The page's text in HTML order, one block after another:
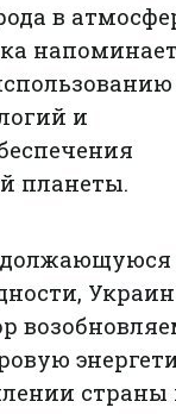
в
и
планеты.
страны